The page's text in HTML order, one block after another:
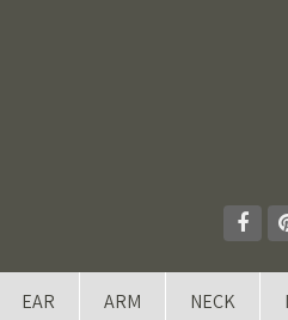
EAR ARM NECK